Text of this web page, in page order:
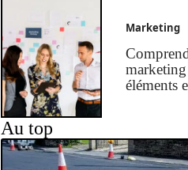
Marketing
éléments
Au top